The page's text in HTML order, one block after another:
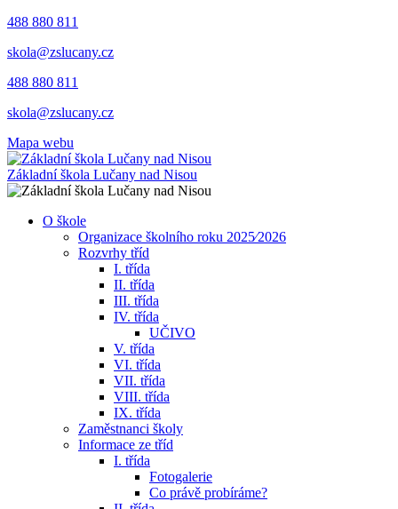
488 880 811
skola@zslucany.cz
488 880 811
skola@zslucany.cz
Mapa webu
Základní škola Lučany nad Nisou
O škole
Organizace školního roku 2025⁄2026
Rozvrhy tříd
I. třída
II. třída
III. třída
IV. třída
UČIVO
V. třída
VI. třída
VII. třída
VIII. třída
IX. třída
Zaměstnanci školy
Informace ze tříd
I. třída
Fotogalerie
Co právě probíráme?